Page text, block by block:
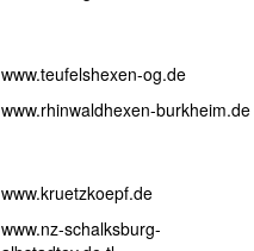
www.teufelshexen-og.de
www.rhinwaldhexen-burkheim.de
www.kruetzkoepf.de
www.nz-schalksburg-